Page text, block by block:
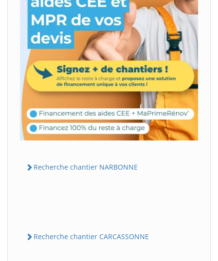
Recherche chantier NARBONNE
Recherche chantier CARCASSONNE